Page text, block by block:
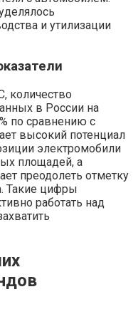
и утилизации
количество
в России на
по сравнению с
высокий потенциал
электромобили
площадей, а
преодолеть отметку
Такие цифры
работать над